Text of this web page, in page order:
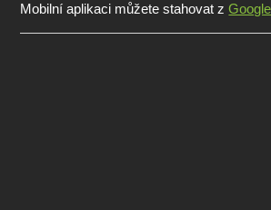
Mobilní aplikaci můžete stahovat z